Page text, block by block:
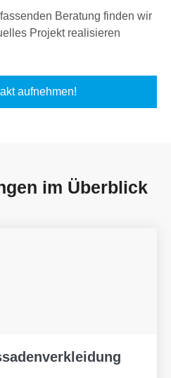
Beratung finden wir
Projekt realisieren
aufnehmen!
im Überblick